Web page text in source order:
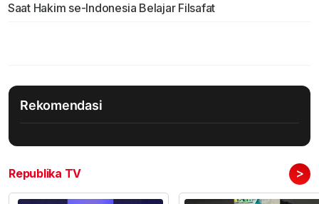
Saat Hakim se-Indonesia Belajar Filsafat
Rekomendasi
Republika TV >